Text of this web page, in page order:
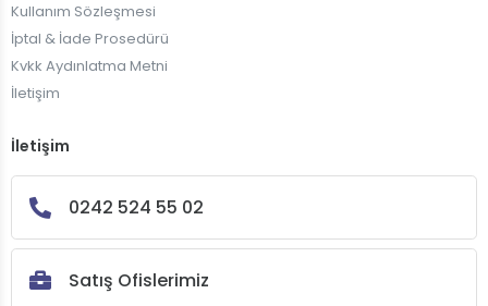
Kullanım Sözleşmesi
İptal & İade Prosedürü
Kvkk Aydınlatma Metni
İletişim
İletişim
0242 524 55 02
Satış Ofislerimiz